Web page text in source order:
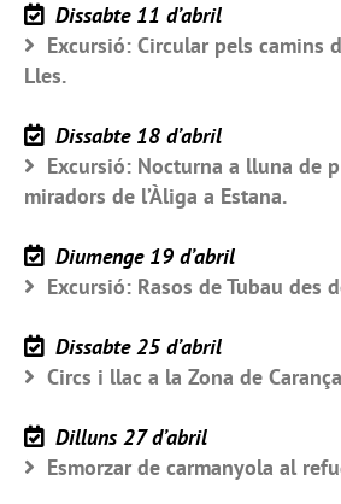
Dissabte 11 d’abril
Excursió: Circular pels camins
Lles.
Dissabte 18 d’abril
Excursió: Nocturna a lluna de
miradors de l’Àliga a Estana.
Diumenge 19 d’abril
Excursió: Rasos de Tubau des
Dissabte 25 d’abril
Circs i llac a la Zona de
Dilluns 27 d’abril
Esmorzar de carmanyola al